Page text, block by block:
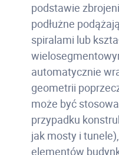
podstawie
podłużne
spiralami lub
automatycznie
geometrii
może być
przypadku
jak mosty i
elementów